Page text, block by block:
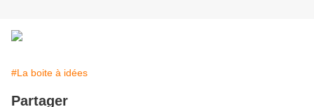
#La boite à idées
Partager